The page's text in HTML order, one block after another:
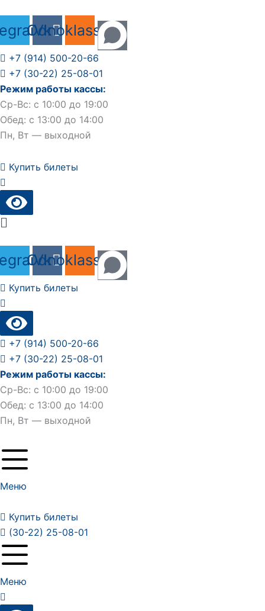
содержимому
Vk
Odnoklassniki
+7 (914) 500-20-66
+7 (30-22) 25-08-01
Режим работы кассы:
Ср-Вс: с 10:00 до 19:00
Обед: с 13:00 до 14:00
Пн, Вт — выходной
Купить билеты
Main
Vk
Odnoklassniki
Купить билеты
+7 (914) 500-20-66
+7 (30-22) 25-08-01
Режим работы кассы:
Ср-Вс: с 10:00 до 19:00
Обед: с 13:00 до 14:00
Пн, Вт — выходной
Меню
Купить билеты
(30-22) 25-08-01
Меню